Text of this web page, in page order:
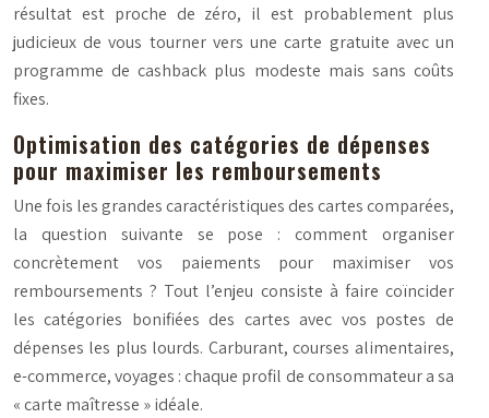
résultat est proche de zéro, il est probablement plus
judicieux de vous tourner vers une carte gratuite avec un
programme de cashback plus modeste mais sans coûts
fixes.
Optimisation des catégories de dépenses
pour maximiser les remboursements
Une fois les grandes caractéristiques des cartes comparées,
la question suivante se pose : comment organiser
concrètement vos paiements pour maximiser vos
remboursements ? Tout l’enjeu consiste à faire coïncider
les catégories bonifiées des cartes avec vos postes de
dépenses les plus lourds. Carburant, courses alimentaires,
e-commerce, voyages : chaque profil de consommateur a sa
« carte maîtresse » idéale.